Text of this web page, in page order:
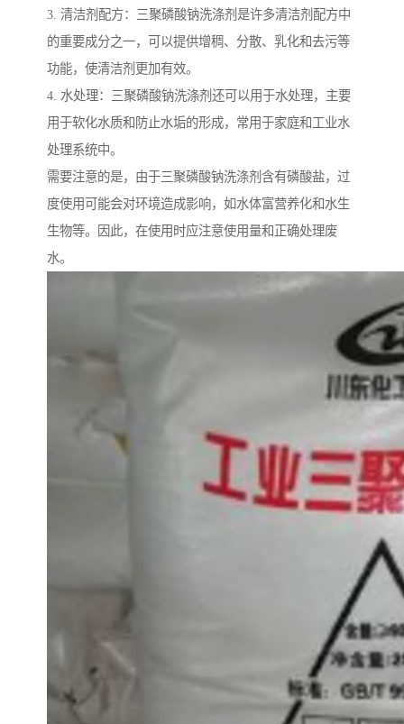
3. 清洁剂配方：三聚磷酸钠洗涤剂是许多清洁剂配方中
的重要成分之一，可以提供增稠、分散、乳化和去污等
功能，使清洁剂更加有效。
4. 水处理：三聚磷酸钠洗涤剂还可以用于水处理，主要
用于软化水质和防止水垢的形成，常用于家庭和工业水
处理系统中。
需要注意的是，由于三聚磷酸钠洗涤剂含有磷酸盐，过
度使用可能会对环境造成影响，如水体富营养化和水生
生物等。因此，在使用时应注意使用量和正确处理废
水。